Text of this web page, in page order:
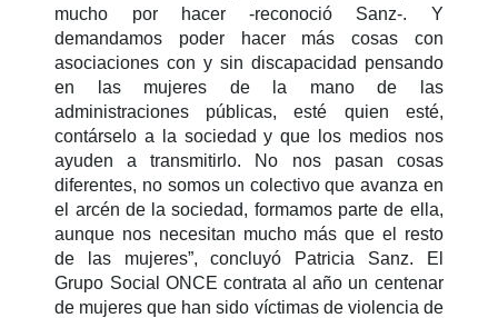
mucho por hacer -reconoció Sanz-. Y
demandamos poder hacer más cosas con
asociaciones con y sin discapacidad pensando
en las mujeres de la mano de las
administraciones públicas, esté quien esté,
contárselo a la sociedad y que los medios nos
ayuden a transmitirlo. No nos pasan cosas
diferentes, no somos un colectivo que avanza en
el arcén de la sociedad, formamos parte de ella,
aunque nos necesitan mucho más que el resto
de las mujeres”, concluyó Patricia Sanz. El
Grupo Social ONCE contrata al año un centenar
de mujeres que han sido víctimas de violencia de